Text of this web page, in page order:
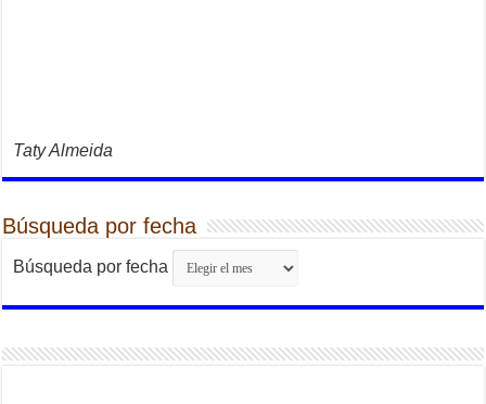
Taty Almeida
Búsqueda por fecha
Búsqueda por fecha